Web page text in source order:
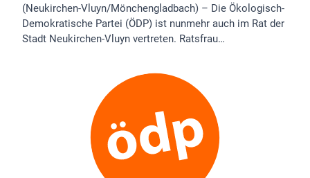
(Neukirchen-Vluyn/Mönchengladbach) – Die Ökologisch-
Demokratische Partei (ÖDP) ist nunmehr auch im Rat der
Stadt Neukirchen-Vluyn vertreten. Ratsfrau…